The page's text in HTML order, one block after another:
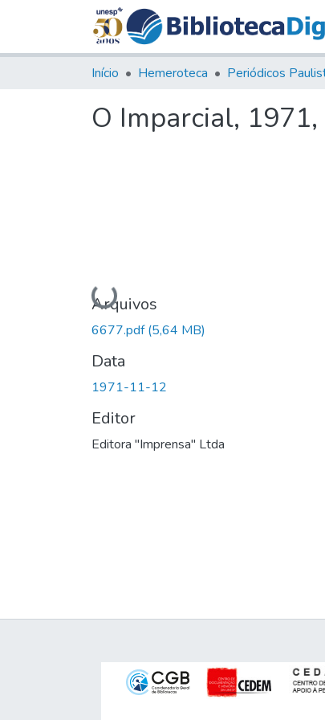
Início Hemeroteca Periódicos
O Imparcial,
Carregando...
Arquivos
6677.pdf(5,64 MB)
Data
1971-11-12
Editor
Editora "Imprensa" Ltda